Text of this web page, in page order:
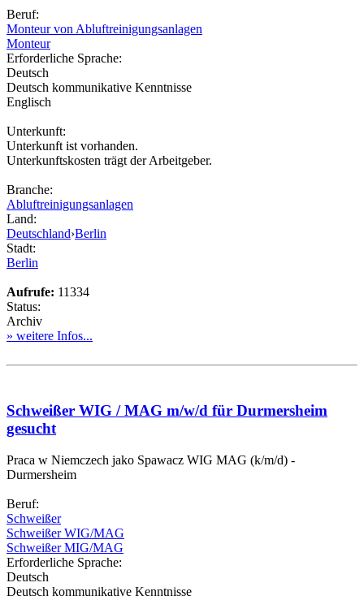
Beruf:
Monteur von Abluftreinigungsanlagen
Monteur
Erforderliche Sprache:
Deutsch
Deutsch kommunikative Kenntnisse
Englisch
Unterkunft:
Unterkunft ist vorhanden.
Unterkunftskosten trägt der Arbeitgeber.
Branche:
Abluftreinigungsanlagen
Land:
Deutschland›Berlin
Stadt:
Berlin
Aufrufe: 11334
Status:
Archiv
» weitere Infos...
Schweißer WIG / MAG m/w/d für Durmersheim
gesucht
Praca w Niemczech jako Spawacz WIG MAG (k/m/d) -
Durmersheim
Beruf:
Schweißer
Schweißer WIG/MAG
Schweißer MIG/MAG
Erforderliche Sprache:
Deutsch
Deutsch kommunikative Kenntnisse